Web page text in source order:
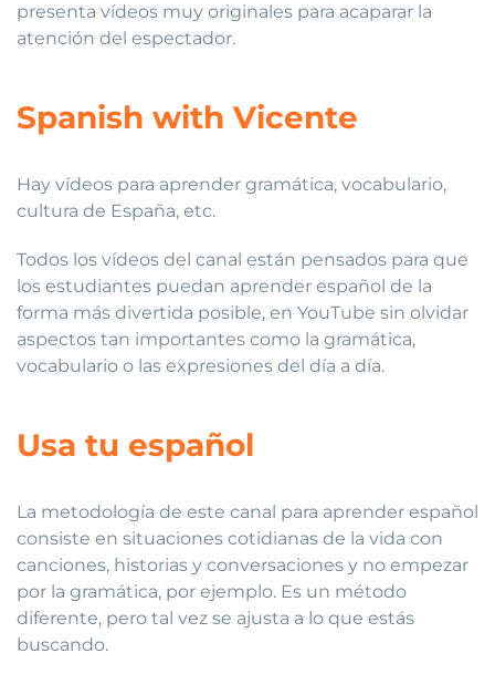
presenta vídeos muy originales para acaparar la
atención del espectador.
Spanish with Vicente
Hay vídeos para aprender gramática, vocabulario,
cultura de España, etc.
Todos los vídeos del canal están pensados para que
los estudiantes puedan aprender español de la
forma más divertida posible, en YouTube sin olvidar
aspectos tan importantes como la gramática,
vocabulario o las expresiones del día a día.
Usa tu español
La metodología de este canal para aprender español
consiste en situaciones cotidianas de la vida con
canciones, historias y conversaciones y no empezar
por la gramática, por ejemplo. Es un método
diferente, pero tal vez se ajusta a lo que estás
buscando.